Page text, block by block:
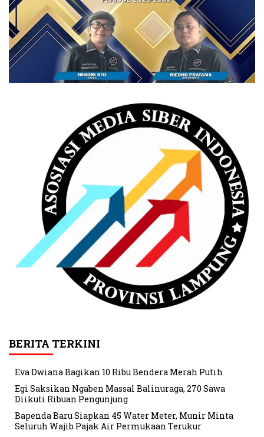
BERITA TERKINI
Eva Dwiana Bagikan 10 Ribu Bendera Merah Putih
Egi Saksikan Ngaben Massal Balinuraga, 270 Sawa
Diikuti Ribuan Pengunjung
Bapenda Baru Siapkan 45 Water Meter, Munir Minta
Seluruh Wajib Pajak Air Permukaan Terukur